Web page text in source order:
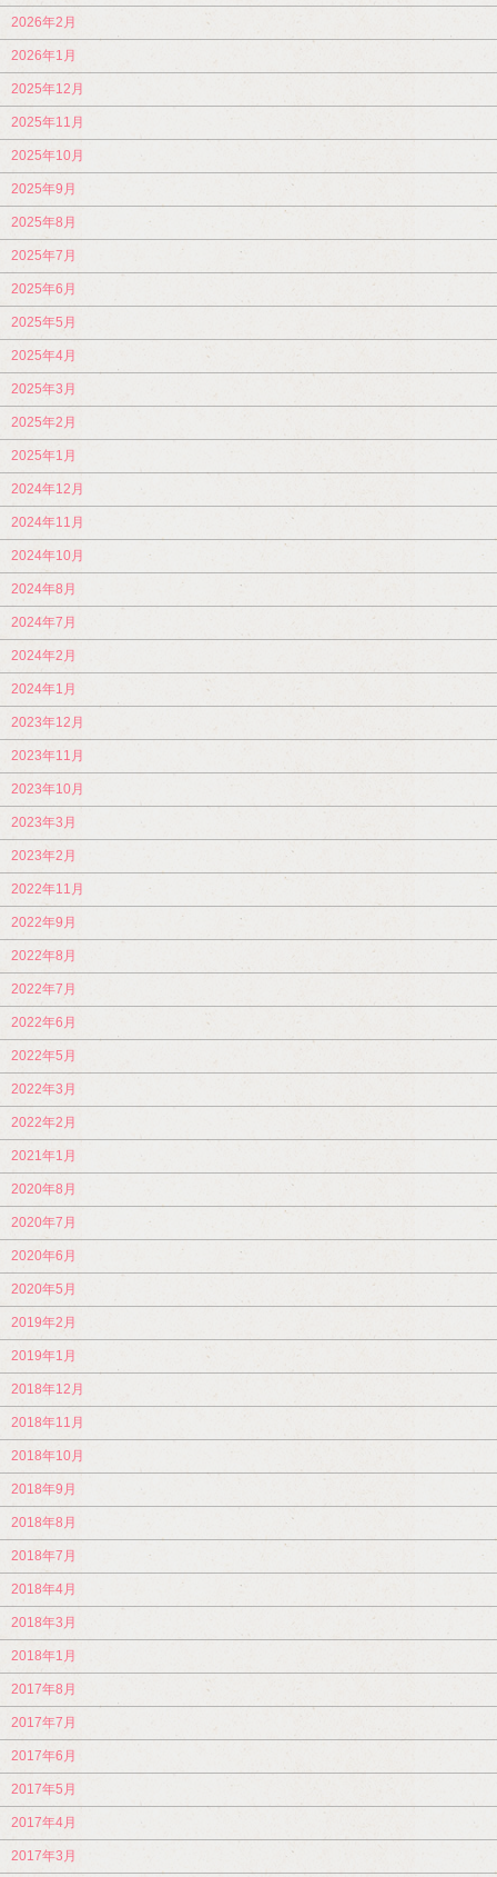
2026年2月
2026年1月
2025年12月
2025年11月
2025年10月
2025年9月
2025年8月
2025年7月
2025年6月
2025年5月
2025年4月
2025年3月
2025年2月
2025年1月
2024年12月
2024年11月
2024年10月
2024年8月
2024年7月
2024年2月
2024年1月
2023年12月
2023年11月
2023年10月
2023年3月
2023年2月
2022年11月
2022年9月
2022年8月
2022年7月
2022年6月
2022年5月
2022年3月
2022年2月
2021年1月
2020年8月
2020年7月
2020年6月
2020年5月
2019年2月
2019年1月
2018年12月
2018年11月
2018年10月
2018年9月
2018年8月
2018年7月
2018年4月
2018年3月
2018年1月
2017年8月
2017年7月
2017年6月
2017年5月
2017年4月
2017年3月